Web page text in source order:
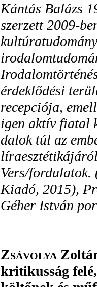
Kántás Balázs
szerzett 2009-
érdeklődési
recepciója,
igen aktív fiatal
dalok túl az
Vers/
Kiadó, 2015),
Géher István
Zsávolya
kritikusság